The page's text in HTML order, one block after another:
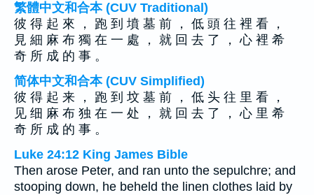
繁體中文和合本 (CUV Traditional)
彼 得 起 來 ， 跑 到 墳 墓 前 ， 低 頭 往 裡 看 ，
見 細 麻 布 獨 在 一 處 ， 就 回 去 了 ， 心 裡 希
奇 所 成 的 事 。
简体中文和合本 (CUV Simplified)
彼 得 起 来 ， 跑 到 坟 墓 前 ， 低 头 往 里 看 ，
见 细 麻 布 独 在 一 处 ， 就 回 去 了 ， 心 里 希
奇 所 成 的 事 。
Luke 24:12 King James Bible
Then arose Peter, and ran unto the sepulchre; and
stooping down, he beheld the linen clothes laid by